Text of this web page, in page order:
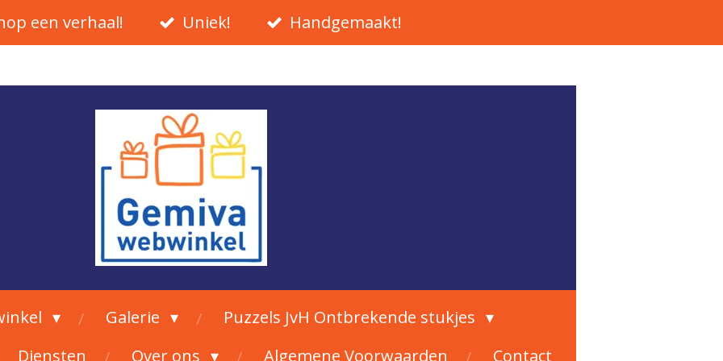
een verhaal! Uniek! Handgemaakt!
Galerie
Puzzels JvH Ontbrekende stukjes
Diensten Over ons Algemene Voorwaarden Contact